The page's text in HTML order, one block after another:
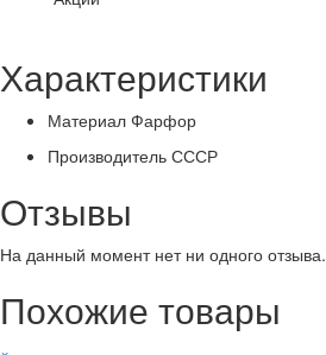
Характеристики
Материал Фарфор
Производитель СССР
Отзывы
На данный момент нет ни одного отзыва.
Похожие товары